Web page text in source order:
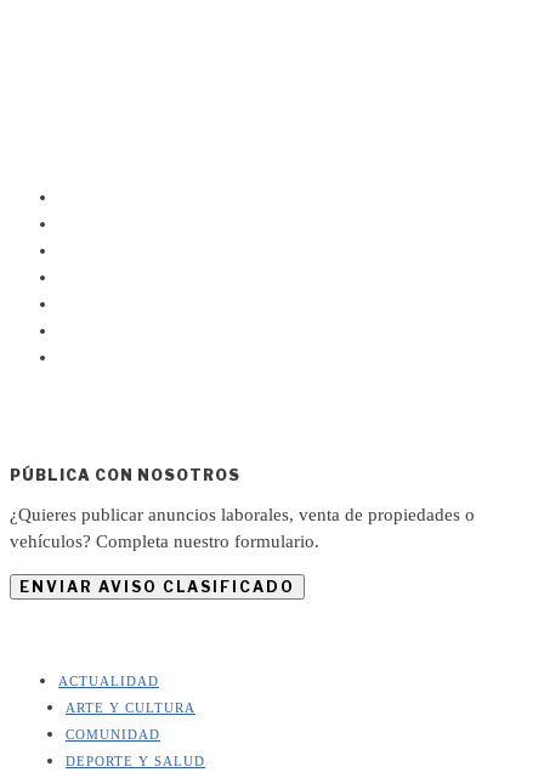
PÚBLICA CON NOSOTROS
¿Quieres publicar anuncios laborales, venta de propiedades o
vehículos? Completa nuestro formulario.
ENVIAR AVISO CLASIFICADO
ACTUALIDAD
ARTE Y CULTURA
COMUNIDAD
DEPORTE Y SALUD